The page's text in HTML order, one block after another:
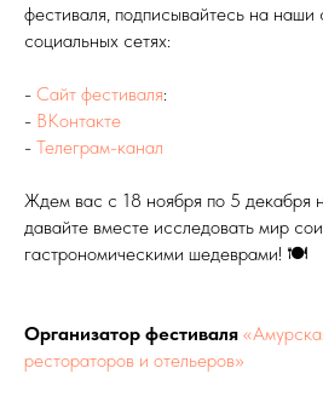
фестиваля, подписывайтесь на наши
социальных сетях:
- Сайт фестиваля:
- ВКонтакте
- Телеграм-канал
Ждем вас с 18 ноября по 5
давайте вместе исследовать мир
гастрономическими шедеврами! 🍽️
Организатор фестиваля
рестораторов и отельеров»